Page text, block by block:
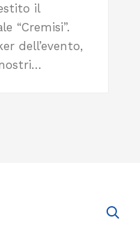
il
“Cremisi”.
dell’evento,